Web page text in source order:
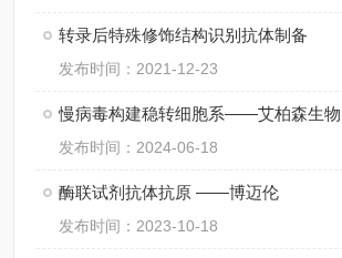
转录后特殊修饰结构识别抗体制备
发布时间：2021-12-23
慢病毒构建稳转细胞系——艾柏森生物
发布时间：2024-06-18
酶联试剂抗体抗原 ——博迈伦
发布时间：2023-10-18